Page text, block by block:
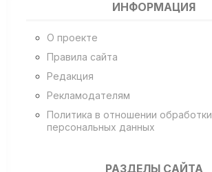
ИНФОРМАЦИЯ
О проекте
Правила сайта
Редакция
Рекламодателям
Политика в отношении обработки
персональных данных
РАЗДЕЛЫ САЙТА